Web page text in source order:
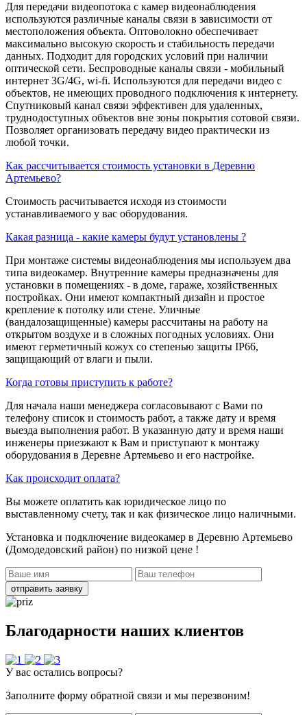
Для передачи видеопотока с камер видеонаблюдения
используются различные каналы связи в зависимости от
местоположения объекта. Оптоволокно обеспечивает
максимально высокую скорость и стабильность передачи
данных. Подходит для городских условий при наличии
оптической сети. Беспроводные каналы связи - мобильный
интернет 3G/4G, wi-fi. Используются для передачи видео с
объектов, не имеющих проводного подключения к интернету.
Спутниковый канал связи эффективен для удаленных,
труднодоступных объектов вне зоны покрытия сотовой связи.
Позволяет организовать передачу видео практически из
любой точки.
Как рассчитывается стоимость установки в Деревню
Артемьево?
Стоимость расчитывается исходя из стоимости
устанавливаемого у вас оборудования.
Какая разница - какие камеры будут установлены ?
При монтаже системы видеонаблюдения мы используем два
типа видеокамер. Внутренние камеры предназначены для
установки в помещениях - в доме, гараже, хозяйственных
постройках. Они имеют компактный дизайн и простое
крепление к потолку или стене. Уличные
(вандалозащищенные) камеры рассчитаны на работу на
открытом воздухе и в сложных погодных условиях. Они
имеют герметичный кожух со степенью защиты IP66,
защищающий от влаги и пыли.
Когда готовы приступить к работе?
Для начала наши менеджера согласовывают с Вами по
телефону список и стоимость работ, а также дату и время
выезда выполнения работ. В указанную дату и время наши
инженеры приезжают к Вам и приступают к монтажу
оборудования в Деревне Артемьево и его настройке.
Как происходит оплата?
Вы можете оплатить как юридическое лицо по
выставленному счету, так и как физическое лицо наличными.
Установка и подключение видеокамер в Деревню Артемьево
(Домодедовский район) по низкой цене !
отправить заявку
Благодарности наших клиентов
У вас остались вопросы?
Заполните форму обратной связи и мы перезвоним!